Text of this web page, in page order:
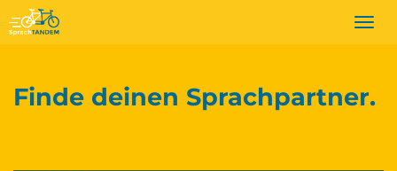
Finde deinen Sprachpartner.